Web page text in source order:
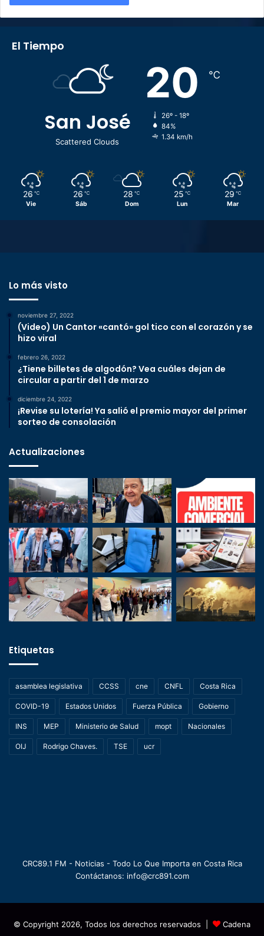
El Tiempo
San José
Scattered Clouds
20 ℃
26º - 18º
84%
1.34 km/h
26 ℃
Vie
26 ℃
Sáb
28 ℃
Dom
25 ℃
Lun
29 ℃
Mar
Lo más visto
noviembre 27, 2022
(Video) Un Cantor «cantó» gol tico con el corazón y se
hizo viral
febrero 26, 2022
¿Tiene billetes de algodón? Vea cuáles dejan de
circular a partir del 1 de marzo
diciembre 24, 2022
¡Revise su lotería! Ya salió el premio mayor del primer
sorteo de consolación
Actualizaciones
Etiquetas
asamblea legislativa CCSS cne CNFL Costa Rica
COVID-19 Estados Unidos Fuerza Pública Gobierno
INS MEP Ministerio de Salud mopt Nacionales
OIJ Rodrigo Chaves. TSE ucr
CRC89.1 FM - Noticias - Todo Lo Que Importa en Costa Rica
Contáctanos: info@crc891.com
© Copyright 2026, Todos los derechos reservados | Cadena